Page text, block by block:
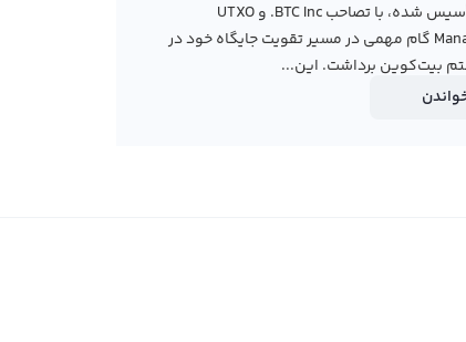
Bailey تأسیس شده، با تصاحب BTC Inc. و UTXO
Management گام مهمی در مسیر تقویت جایگاه خود در
بیت‌کوین برداشت. این...